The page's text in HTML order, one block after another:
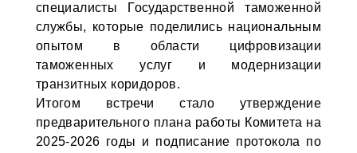
специалисты Государственной таможенной
службы, которые поделились национальным
опытом в области цифровизации
таможенных услуг и модернизации
транзитных коридоров.
Итогом встречи стало утверждение
предварительного плана работы Комитета на
2025-2026 годы и подписание протокола по